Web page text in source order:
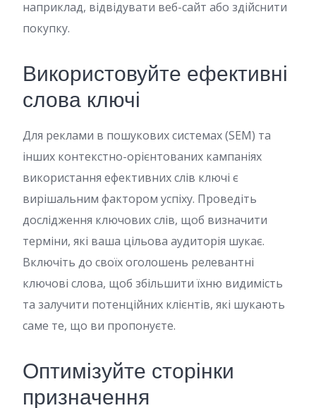
наприклад, відвідувати веб-сайт або здійснити
покупку.
Використовуйте ефективні
слова ключі
Для реклами в пошукових системах (SEM) та
інших контекстно-орієнтованих кампаніях
використання ефективних слів ключі є
вирішальним фактором успіху. Проведіть
дослідження ключових слів, щоб визначити
терміни, які ваша цільова аудиторія шукає.
Включіть до своїх оголошень релевантні
ключові слова, щоб збільшити їхню видимість
та залучити потенційних клієнтів, які шукають
саме те, що ви пропонуєте.
Оптимізуйте сторінки
призначення